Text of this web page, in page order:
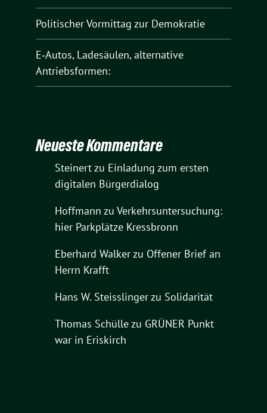
Politischer Vormittag zur Demokratie
E‑Autos, Ladesäulen, alternative
Antriebsformen:
Neueste Kommentare
Steinertzu Einladung zum ersten
digitalen Bürgerdialog
Hoffmann zu Verkehrsuntersuchung:
hier Parkplätze Kressbronn
Eberhard Walkerzu Offener Brief an
Herrn Krafft
Hans W. Steisslingerzu Solidarität
Thomas Schüllezu GRÜNER Punkt
war in Eriskirch